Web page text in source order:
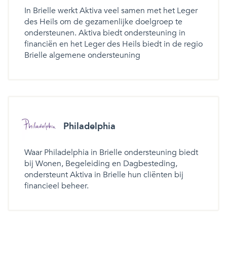
In Brielle werkt Aktiva veel samen met het Leger
des Heils om de gezamenlijke doelgroep te
ondersteunen. Aktiva biedt ondersteuning in
financiën en het Leger des Heils biedt in de regio
Brielle algemene ondersteuning
Philadelphia
Waar Philadelphia in Brielle ondersteuning biedt
bij Wonen, Begeleiding en Dagbesteding,
ondersteunt Aktiva in Brielle hun cliënten bij
financieel beheer.